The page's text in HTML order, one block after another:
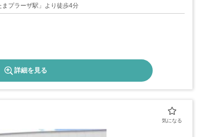
プラーザ駅」より徒歩4分
詳細を見る